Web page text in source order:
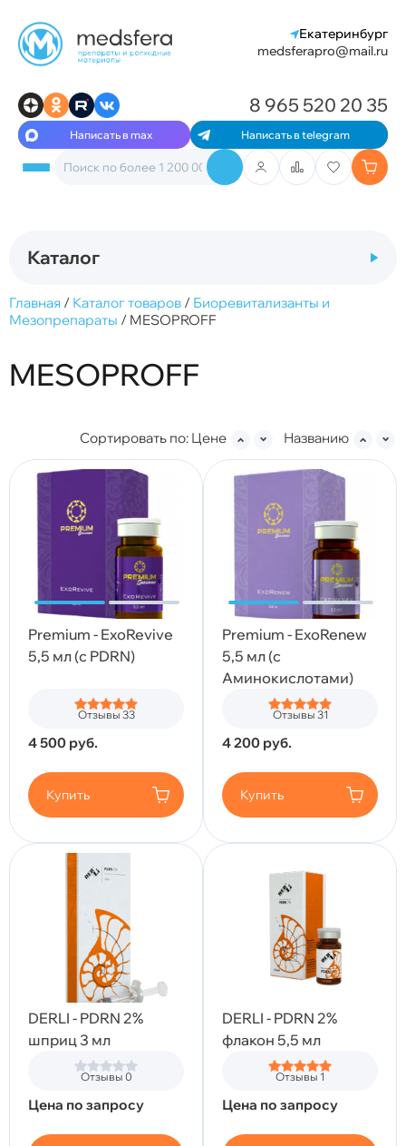
Екатеринбург
medsferapro@mail.ru
Написать в max Написать в telegram
8 965 520 20 35
Каталог
Главная / Каталог товаров / Биоревитализанты и
Мезопрепараты / MESOPROFF
MESOPROFF
Сортировать по: Цене Названию
Premium - ExoRevive
5,5 мл (с PDRN)
Отзывы 33
4 500 руб.
Купить
Premium - ExoRenew
5,5 мл (с
Аминокислотами)
Отзывы 31
4 200 руб.
Купить
DERLI - PDRN 2%
шприц 3 мл
Отзывы 0
Цена по запросу
DERLI - PDRN 2%
флакон 5,5 мл
Отзывы 1
Цена по запросу